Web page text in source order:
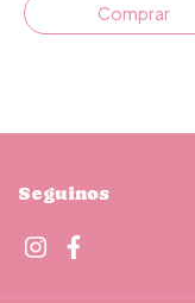
Comprar
Seguinos